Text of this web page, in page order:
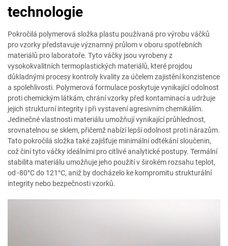
technologie
Pokročilá polymerová složka plastu používaná pro výrobu váčků
pro vzorky představuje významný průlom v oboru spotřebních
materiálů pro laboratoře. Tyto váčky jsou vyrobeny z
vysokokvalitních termoplastických materiálů, které projdou
důkladnými procesy kontroly kvality za účelem zajistění konzistence
a spolehlivosti. Polymerová formulace poskytuje vynikající odolnost
proti chemickým látkám, chrání vzorky před kontaminací a udržuje
jejich strukturní integrity i při vystavení agresivním chemikálím.
Jedinečné vlastnosti materiálu umožňují vynikající průhlednost,
srovnatelnou se sklem, přičemž nabízí lepší odolnost proti nárazům.
Tato pokročilá složka také zajišťuje minimální odtékání sloučenin,
což činí tyto váčky ideálními pro citlivé analytické postupy. Termální
stabilita materiálu umožňuje jeho použití v širokém rozsahu teplot,
od -80°C do 121°C, aniž by docházelo ke kompromitu strukturální
integrity nebo bezpečnosti vzorků.